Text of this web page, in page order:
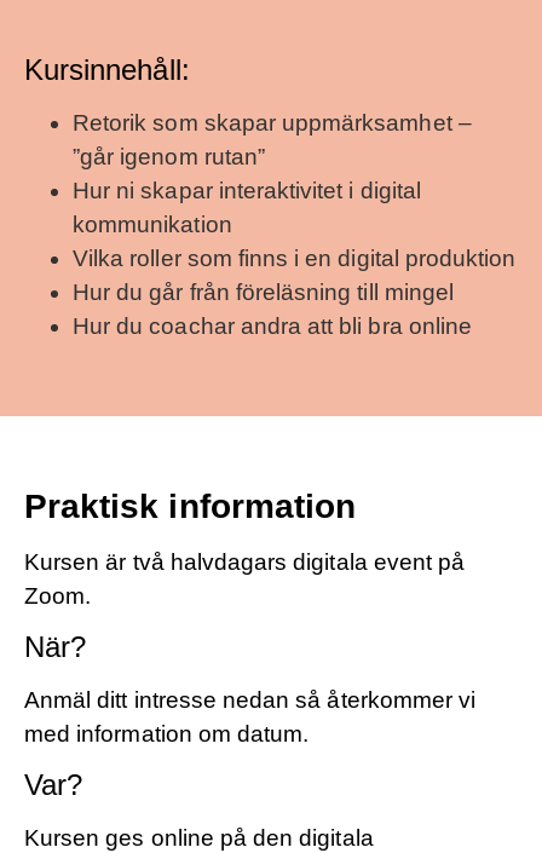
Kursinnehåll:
Retorik som skapar uppmärksamhet –
”går igenom rutan”
Hur ni skapar interaktivitet i digital
kommunikation
Vilka roller som finns i en digital produktion
Hur du går från föreläsning till mingel
Hur du coachar andra att bli bra online
Praktisk information
Kursen är två halvdagars digitala event på
Zoom.
När?
Anmäl ditt intresse nedan så återkommer vi
med information om datum.
Var?
Kursen ges online på den digitala